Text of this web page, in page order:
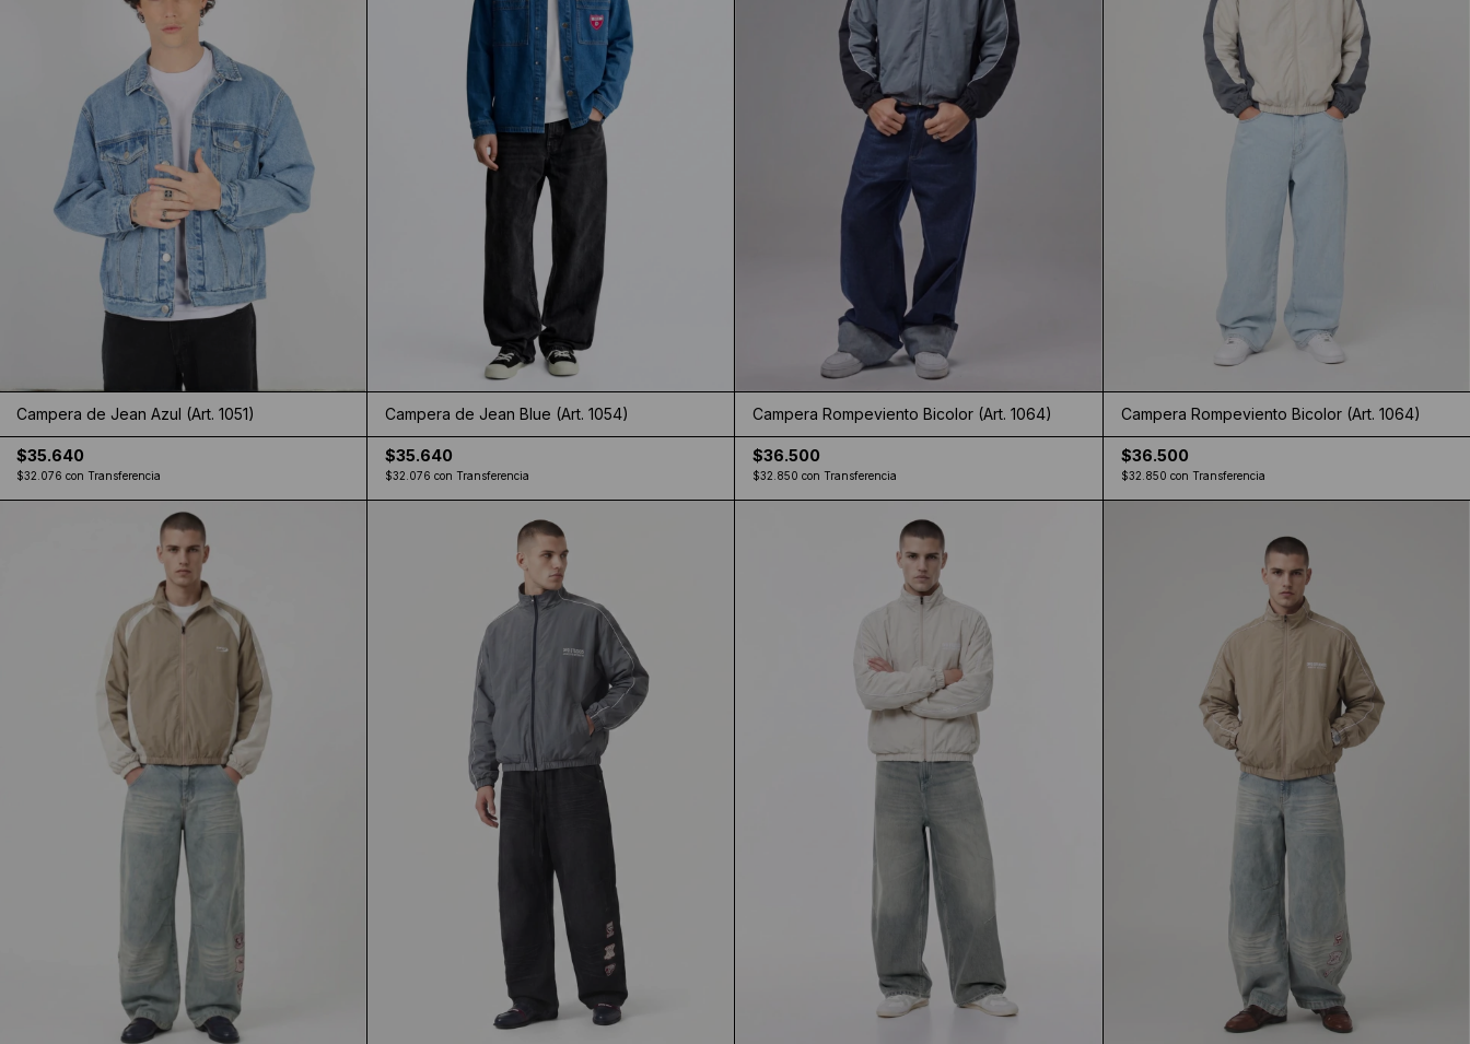
Campera de Jean Azul (Art. 1051)
$35.640
$32.076 con Transferencia
Campera de Jean Blue (Art. 1054)
$35.640
$32.076 con Transferencia
Campera Rompeviento Bicolor (Art. 1064)
$36.500
$32.850 con Transferencia
Campera Rompeviento Bicolor (Art. 1064)
$36.500
$32.850 con Transferencia